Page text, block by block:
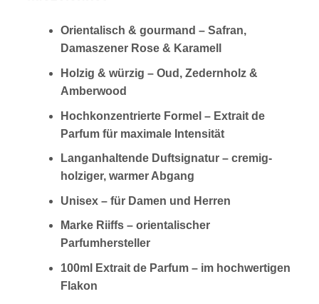
Orientalisch & gourmand – Safran,
Damaszener Rose & Karamell
Holzig & würzig – Oud, Zedernholz &
Amberwood
Hochkonzentrierte Formel – Extrait de
Parfum für maximale Intensität
Langanhaltende Duftsignatur – cremig-
holziger, warmer Abgang
Unisex – für Damen und Herren
Marke Riiffs – orientalischer
Parfumhersteller
100ml Extrait de Parfum – im hochwertigen
Flakon